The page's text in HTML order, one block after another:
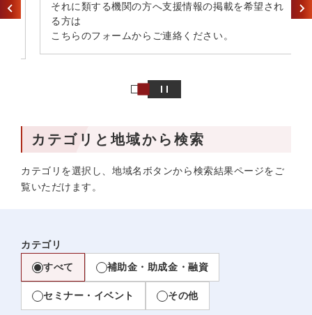
それに類する機関の方へ​支援情報の掲載を希望され
る方は​
こちらのフォームからご連絡ください。
カテゴリと地域から検索
カテゴリを選択し、地域名ボタンから検索結果ページをご
覧いただけます。
カテゴリ
すべて
補助金・助成金・融資
セミナー・イベント その他